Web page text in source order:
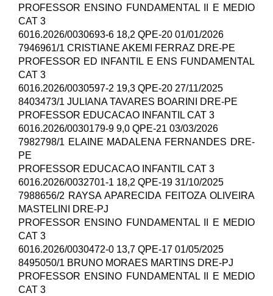
PROFESSOR ENSINO FUNDAMENTAL II E MEDIO
CAT 3
6016.2026/0030693-6 18,2 QPE-20 01/01/2026
7946961/1 CRISTIANE AKEMI FERRAZ DRE-PE
PROFESSOR ED INFANTIL E ENS FUNDAMENTAL
CAT 3
6016.2026/0030597-2 19,3 QPE-20 27/11/2025
8403473/1 JULIANA TAVARES BOARINI DRE-PE
PROFESSOR EDUCACAO INFANTIL CAT 3
6016.2026/0030179-9 9,0 QPE-21 03/03/2026
7982798/1 ELAINE MADALENA FERNANDES DRE-
PE
PROFESSOR EDUCACAO INFANTIL CAT 3
6016.2026/0032701-1 18,2 QPE-19 31/10/2025
7988656/2 RAYSA APARECIDA FEITOZA OLIVEIRA
MASTELINI DRE-PJ
PROFESSOR ENSINO FUNDAMENTAL II E MEDIO
CAT 3
6016.2026/0030472-0 13,7 QPE-17 01/05/2025
8495050/1 BRUNO MORAES MARTINS DRE-PJ
PROFESSOR ENSINO FUNDAMENTAL II E MEDIO
CAT 3